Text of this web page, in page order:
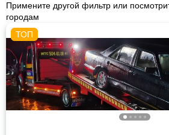
Примените другой фильтр или
городам